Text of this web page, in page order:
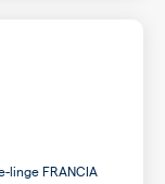
linge FRANCIA